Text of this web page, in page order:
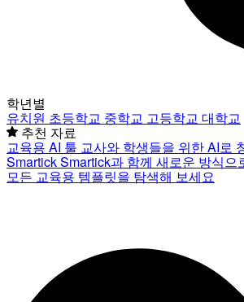
학년별
유치원 초등학교 중학교 고등학교 대학교
추천 자료
교육용 AI 툴 교사와 학생들을 위한 AI로
SmartickSmartick과 함께 새로운 방식
모든 교육용 템플릿을 탐색해 보세요